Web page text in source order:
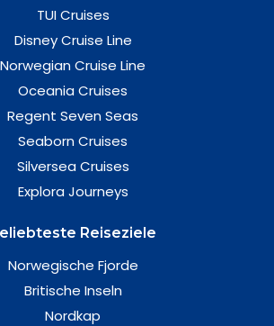
TUI Cruises
Disney Cruise Line
Norwegian Cruise Line
Oceania Cruises
Regent Seven Seas
Seaborn Cruises
Silversea Cruises
Explora Journeys
Reiseziele
Norwegische Fjorde
Britische Inseln
Nordkap